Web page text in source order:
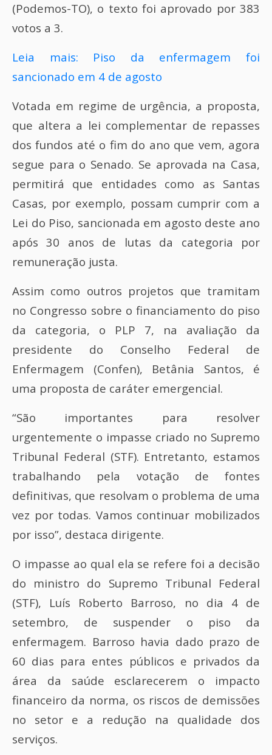
(Podemos-TO), o texto foi aprovado por 383
votos a 3.
Leia mais: Piso da enfermagem foi
sancionado em 4 de agosto
Votada em regime de urgência, a proposta,
que altera a lei complementar de repasses
dos fundos até o fim do ano que vem, agora
segue para o Senado. Se aprovada na Casa,
permitirá que entidades como as Santas
Casas, por exemplo, possam cumprir com a
Lei do Piso, sancionada em agosto deste ano
após 30 anos de lutas da categoria por
remuneração justa.
Assim como outros projetos que tramitam
no Congresso sobre o financiamento do piso
da categoria, o PLP 7, na avaliação da
presidente do Conselho Federal de
Enfermagem (Confen), Betânia Santos, é
uma proposta de caráter emergencial.
“São importantes para resolver
urgentemente o impasse criado no Supremo
Tribunal Federal (STF). Entretanto, estamos
trabalhando pela votação de fontes
definitivas, que resolvam o problema de uma
vez por todas. Vamos continuar mobilizados
por isso”, destaca dirigente.
O impasse ao qual ela se refere foi a decisão
do ministro do Supremo Tribunal Federal
(STF), Luís Roberto Barroso, no dia 4 de
setembro, de suspender o piso da
enfermagem. Barroso havia dado prazo de
60 dias para entes públicos e privados da
área da saúde esclarecerem o impacto
financeiro da norma, os riscos de demissões
no setor e a redução na qualidade dos
serviços.